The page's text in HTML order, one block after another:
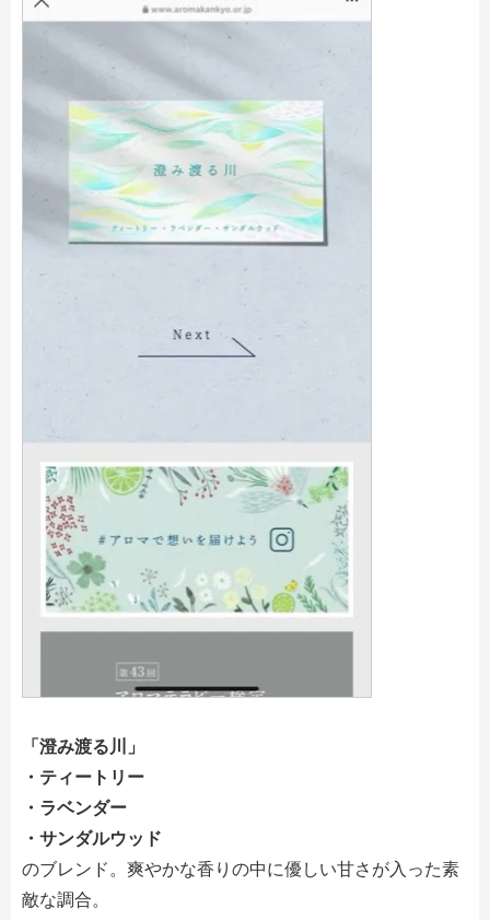
「澄み渡る川」
・ティートリー
・ラベンダー
・サンダルウッド
のブレンド。爽やかな香りの中に優しい甘さが入った素
敵な調合。